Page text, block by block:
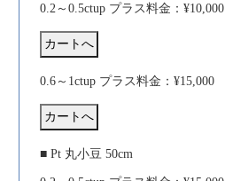
0.2～0.5ctup プラス料金：¥10,000
0.6～1ctup プラス料金：¥15,000
■ Pt 丸小豆 50cm